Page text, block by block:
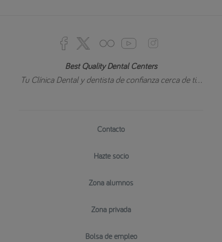
Best Quality Dental Centers
Tu Clínica Dental y dentista de confianza cerca de ti...
Contacto
Hazte socio
Zona alumnos
Zona privada
Bolsa de empleo